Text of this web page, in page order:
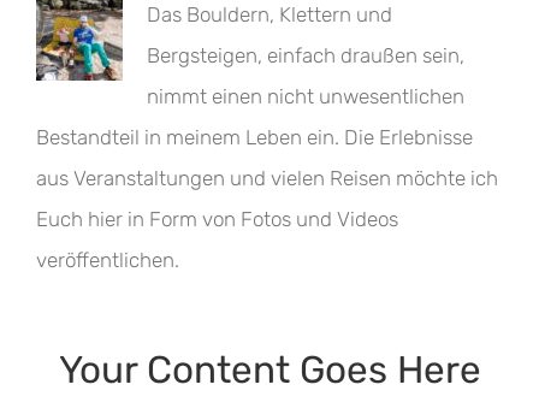
Das Bouldern, Klettern und
Bergsteigen, einfach draußen sein,
nimmt einen nicht unwesentlichen
Bestandteil in meinem Leben ein. Die Erlebnisse
aus Veranstaltungen und vielen Reisen möchte ich
Euch hier in Form von Fotos und Videos
veröffentlichen.
Your Content Goes Here